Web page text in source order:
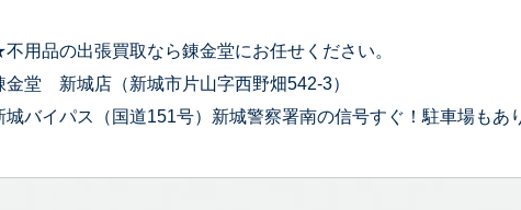
用品の出張買取なら錬金堂にお任せください。
金堂 新城店（新城市片山字西野畑542-3）
城バイパス（国道151号）新城警察署南の信号すぐ！駐車場もあ